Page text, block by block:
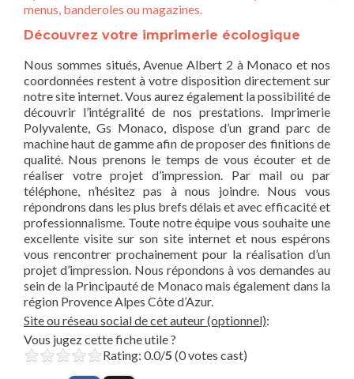
menus, banderoles ou magazines.
Découvrez votre imprimerie écologique
Nous sommes situés, Avenue Albert 2 à Monaco et nos
coordonnées restent à votre disposition directement sur
notre site internet. Vous aurez également la possibilité de
découvrir l’intégralité de nos prestations. Imprimerie
Polyvalente, Gs Monaco, dispose d’un grand parc de
machine haut de gamme afin de proposer des finitions de
qualité. Nous prenons le temps de vous écouter et de
réaliser votre projet d’impression. Par mail ou par
téléphone, n’hésitez pas à nous joindre. Nous vous
répondrons dans les plus brefs délais et avec efficacité et
professionnalisme. Toute notre équipe vous souhaite une
excellente visite sur son site internet et nous espérons
vous rencontrer prochainement pour la réalisation d’un
projet d’impression. Nous répondons à vos demandes au
sein de la Principauté de Monaco mais également dans la
région Provence Alpes Côte d’Azur.
Site ou réseau social de cet auteur (optionnel):
Vous jugez cette fiche utile ?
Rating: 0.0/5 (0 votes cast)